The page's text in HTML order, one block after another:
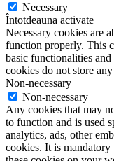
Necessary
Întotdeauna activate
Necessary cookies are
function properly. This
basic functionalities
cookies do not store
Non-necessary
Non-necessary
Any cookies that may
to function and is used
analytics, ads, other
cookies. It is